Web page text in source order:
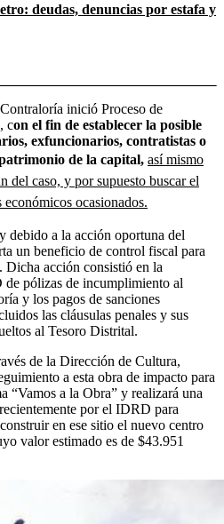
deudas, denuncias por estafa y
inició Proceso de
con el fin de establecer la posible
exfuncionarios, contratistas o
de la capital, así mismo
del caso, y por supuesto buscar el
ocasionados.
debido a la acción oportuna del
un beneficio de control fiscal para
acción consistió en la
pólizas de incumplimiento al
y los pagos de sanciones
las cláusulas penales y sus
al Tesoro Distrital.
de la Dirección de Cultura,
a esta obra de impacto para
“Vamos a la Obra” y realizará una
por el IDRD para
en ese sitio el nuevo centro
valor estimado es de $43.951